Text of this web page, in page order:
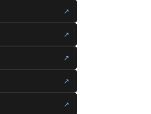
↗
↗
↗
↗
↗